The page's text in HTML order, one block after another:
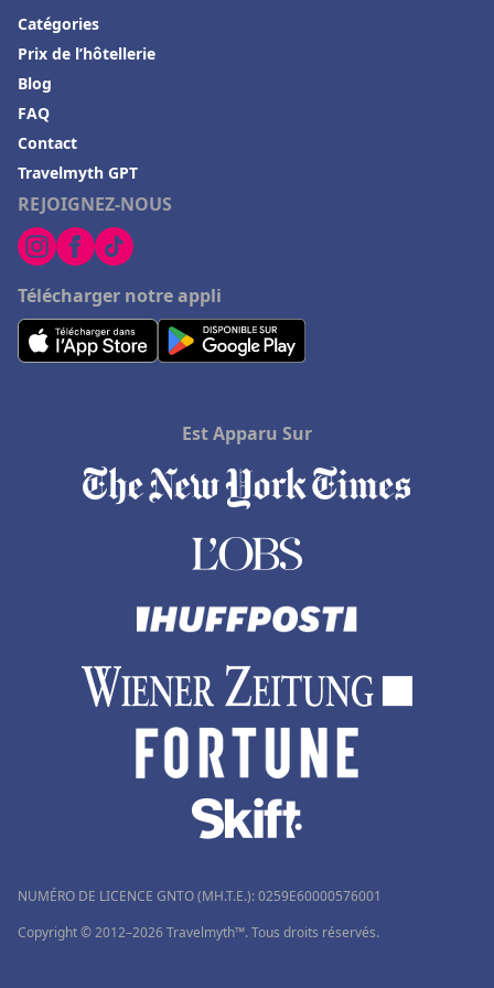
Hôtels de luxe à Fontainebleau
Hôtels de luxe en Loire Atlantique
Hôtels de luxe à Ho Chi Minh Ville
REJOIGNEZ-NOUS
Télécharger notre appli
Catégories
Prix de l’hôtellerie
Blog
FAQ
Contact
Travelmyth GPT
Est Apparu Sur
NUMÉRO DE LICENCE GNTO (MH.T.E.): 0259Ε60000576001
Copyright © 2012–2026 Travelmyth™. Tous droits réservés.